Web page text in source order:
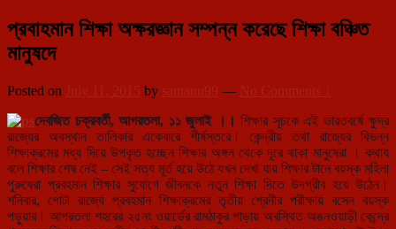
প্রবাহমান শিক্ষা অক্ষরজ্ঞান সম্পন্ন করেছে শিক্ষা বঞ্চিত
মানুষদে
Posted on July 11, 2015 by santanu99 — No Comments ↓
দেবজিত চক্রবর্তী, আগরতলা, ১১ জুলাই ।। শিক্ষার সূচকে এই ভারতবর্ষে ক্ষুদ্র
রাজ্যের অবস্থান তালিকার একেবারে শীর্ষস্তরে। কেন্দ্রীয় তথা রাজ্যের বিভন্ন
শিক্ষাক্রমের মধ্য দিয়ে উপকৃত হচ্ছেন শিক্ষার অঙ্গন থেকে দূরে থাকা মানুষেরা । কথায
বলে শিক্ষার শেষ নেই – সেই সত্য মূর্ত হয়ে উঠে যখন দেখা যায় শিক্ষার টানে বয়স্ক মহিলা
পুরুষেরা প্রবহমান শিক্ষার সুযোগে জীবনকে নতুন শিক্ষা দিতে উদগ্রীব হয়ে উঠেন।
শনিবার, গোটা রাজ্যে প্রবহমান শিক্ষাক্রমের তৃতীয় শ্রেনীর পরীক্ষায় বসেন বয়স্ক
পড়ুয়ার। আগরতলা শহরের ২৫নং ওয়ার্ডের রামঠাকুর পাড়ায় অবস্থিত অঙনওয়াড়ী কেন্দ্রে